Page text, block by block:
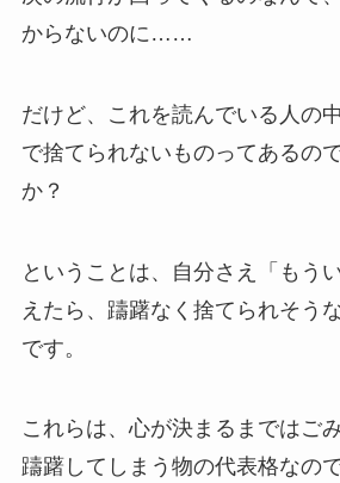
からないのに……
だけど、これを読んでいる人の
で捨てられないものってあるの
か？
ということは、自分さえ「もう
えたら、躊躇なく捨てられそう
です。
これらは、心が決まるまではご
躊躇してしまう物の代表格なの